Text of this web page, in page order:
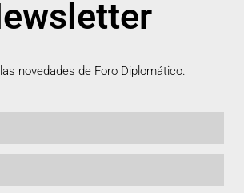
novedades de Foro Diplomático.